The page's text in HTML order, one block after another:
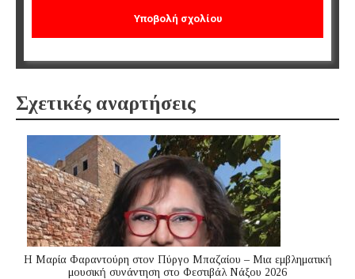
Σχετικές αναρτήσεις
Η Μαρία Φαραντούρη στον Πύργο Μπαζαίου – Μια εμβληματική
μουσική συνάντηση στο Φεστιβάλ Νάξου 2026